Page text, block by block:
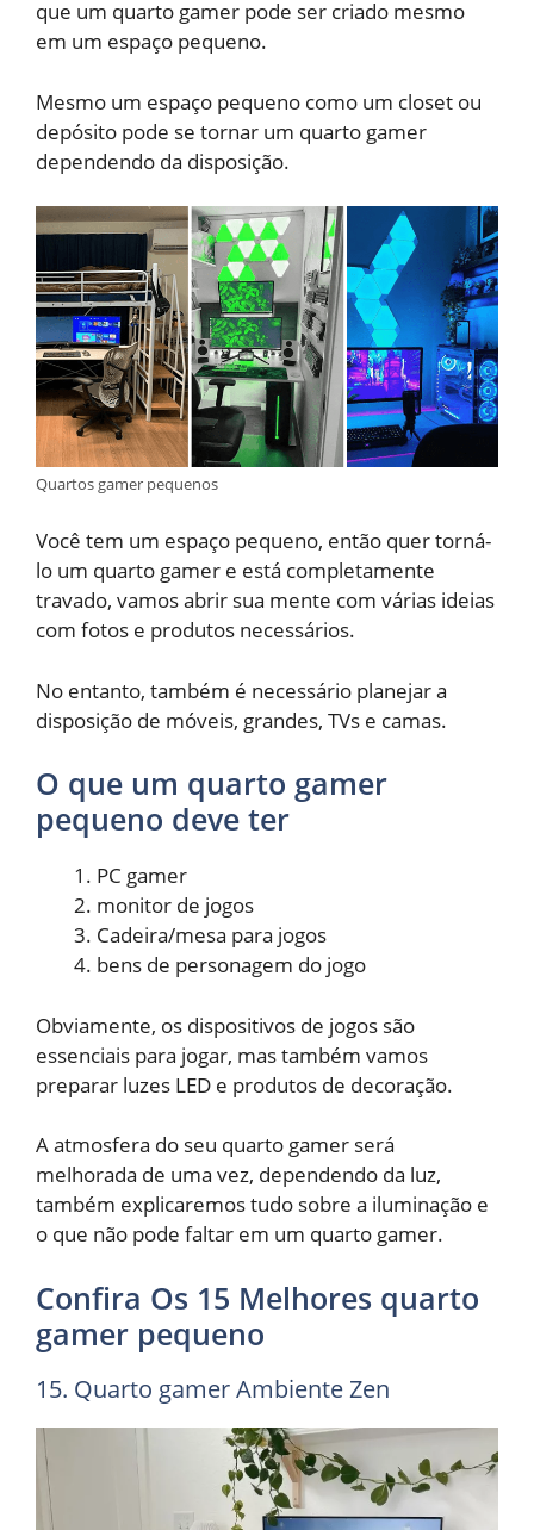
que um quarto gamer pode ser criado mesmo
em um espaço pequeno.
Mesmo um espaço pequeno como um closet ou
depósito pode se tornar um quarto gamer
dependendo da disposição.
Quartos gamer pequenos
Você tem um espaço pequeno, então quer torná-
lo um quarto gamer e está completamente
travado, vamos abrir sua mente com várias ideias
com fotos e produtos necessários.
No entanto, também é necessário planejar a
disposição de móveis, grandes, TVs e camas.
O que um quarto gamer
pequeno deve ter
PC gamer
monitor de jogos
Cadeira/mesa para jogos
bens de personagem do jogo
Obviamente, os dispositivos de jogos são
essenciais para jogar, mas também vamos
preparar luzes LED e produtos de decoração.
A atmosfera do seu quarto gamer será
melhorada de uma vez, dependendo da luz,
também explicaremos tudo sobre a iluminação e
o que não pode faltar em um quarto gamer.
Confira Os 15 Melhores quarto
gamer pequeno
15. Quarto gamer Ambiente Zen